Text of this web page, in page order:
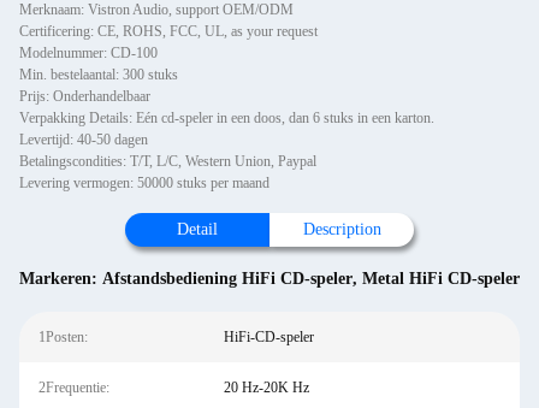
Merknaam: Vistron Audio, support OEM/ODM
Certificering: CE, ROHS, FCC, UL, as your request
Modelnummer: CD-100
Min. bestelaantal: 300 stuks
Prijs: Onderhandelbaar
Verpakking Details: Eén cd-speler in een doos, dan 6 stuks in een karton.
Levertijd: 40-50 dagen
Betalingscondities: T/T, L/C, Western Union, Paypal
Levering vermogen: 50000 stuks per maand
Detail Description
Markeren: Afstandsbediening HiFi CD-speler, Metal HiFi CD-speler
1Posten: HiFi-CD-speler
2Frequentie: 20 Hz-20K Hz